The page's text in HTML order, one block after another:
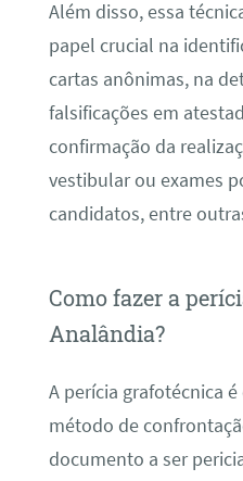
Além disso, essa
papel crucial na
cartas anônimas, na
falsificações em
confirmação da
vestibular ou exames
candidatos, entre
Como fazer a
Analândia?
A perícia grafotécnica
método de
documento a ser